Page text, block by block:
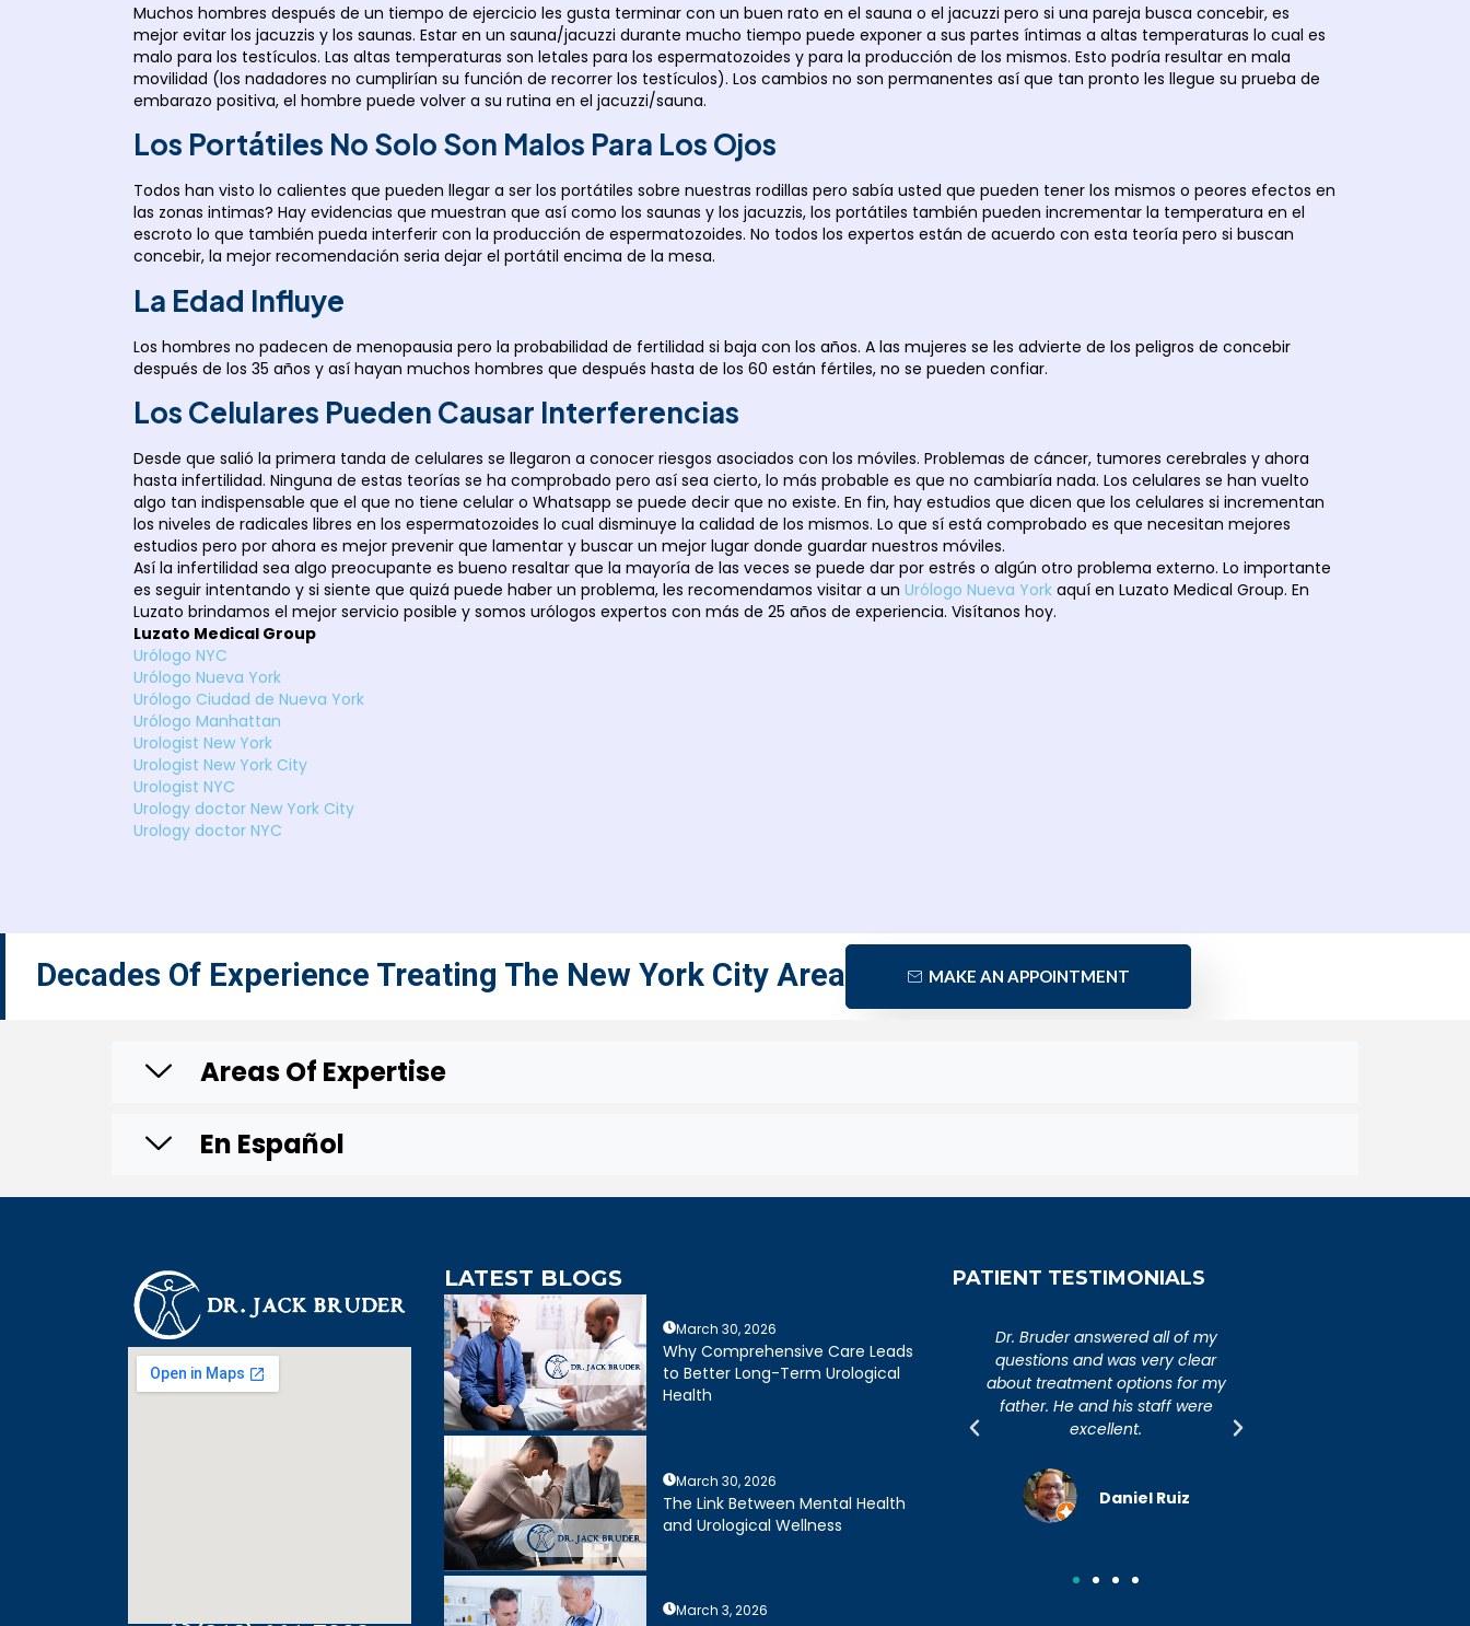
Muchos hombres después de un tiempo de ejercicio les gusta terminar con un buen rato en el sauna o el jacuzzi pero si una pareja busca concebir, es
mejor evitar los jacuzzis y los saunas. Estar en un sauna/jacuzzi durante mucho tiempo puede exponer a sus partes íntimas a altas temperaturas lo cual es
malo para los testículos. Las altas temperaturas son letales para los espermatozoides y para la producción de los mismos. Esto podría resultar en mala
movilidad (los nadadores no cumplirían su función de recorrer los testículos). Los cambios no son permanentes así que tan pronto les llegue su prueba de
embarazo positiva, el hombre puede volver a su rutina en el jacuzzi/sauna.
Los Portátiles No Solo Son Malos Para Los Ojos
Todos han visto lo calientes que pueden llegar a ser los portátiles sobre nuestras rodillas pero sabía usted que pueden tener los mismos o peores efectos en
las zonas intimas? Hay evidencias que muestran que así como los saunas y los jacuzzis, los portátiles también pueden incrementar la temperatura en el
escroto lo que también pueda interferir con la producción de espermatozoides. No todos los expertos están de acuerdo con esta teoría pero si buscan
concebir, la mejor recomendación seria dejar el portátil encima de la mesa.
La Edad Influye
Los hombres no padecen de menopausia pero la probabilidad de fertilidad si baja con los años. A las mujeres se les advierte de los peligros de concebir
después de los 35 años y así hayan muchos hombres que después hasta de los 60 están fértiles, no se pueden confiar.
Los Celulares Pueden Causar Interferencias
Desde que salió la primera tanda de celulares se llegaron a conocer riesgos asociados con los móviles. Problemas de cáncer, tumores cerebrales y ahora
hasta infertilidad. Ninguna de estas teorías se ha comprobado pero así sea cierto, lo más probable es que no cambiaría nada. Los celulares se han vuelto
algo tan indispensable que el que no tiene celular o Whatsapp se puede decir que no existe. En fin, hay estudios que dicen que los celulares si incrementan
los niveles de radicales libres en los espermatozoides lo cual disminuye la calidad de los mismos. Lo que sí está comprobado es que necesitan mejores
estudios pero por ahora es mejor prevenir que lamentar y buscar un mejor lugar donde guardar nuestros móviles.
Así la infertilidad sea algo preocupante es bueno resaltar que la mayoría de las veces se puede dar por estrés o algún otro problema externo. Lo importante
es seguir intentando y si siente que quizá puede haber un problema, les recomendamos visitar a un Urólogo Nueva York aquí en Luzato Medical Group. En
Luzato brindamos el mejor servicio posible y somos urólogos expertos con más de 25 años de experiencia. Visítanos hoy.
Luzato Medical Group
Urólogo NYC
Urólogo Nueva York
Urólogo Ciudad de Nueva York
Urólogo Manhattan
Urologist New York
Urologist New York City
Urologist NYC
Urology doctor New York City
Urology doctor NYC
Decades Of Experience Treating The New York City Area MAKE AN APPOINTMENT
Areas Of Expertise
En Español
LATEST BLOGS
March 30, 2026
Why Comprehensive Care Leads
to Better Long-Term Urological
Health
March 30, 2026
The Link Between Mental Health
and Urological Wellness
March 3, 2026
PATIENT TESTIMONIALS
An extremely caring,
knowledgeable, and wonderful
doctor. Extremely happy with my
visit to Dr. Bruder. His staff is
incredibly efficient and friendly.
Joseph R.
Dr. Bruder answered all of my
questions and was very clear
about treatment options for my
father. He and his staff were
Daniel Ruiz
An extremely caring,
knowledgeable, and wonderful
doctor. Extremely happy with my
visit to Dr. Bruder. His staff is
incredibly efficient and friendly.
Joseph R.